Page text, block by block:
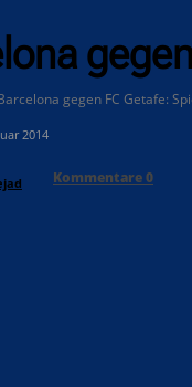
gegen FC Getafe:
2014
Kommentare0